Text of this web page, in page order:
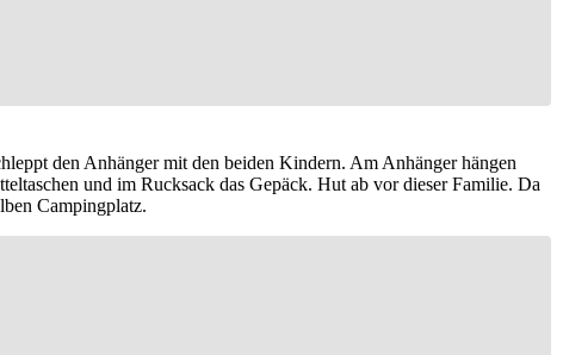
den Anhänger mit den beiden Kindern. Am Anhänger hängen
und im Rucksack das Gepäck. Hut ab vor dieser Familie. Da
Campingplatz.